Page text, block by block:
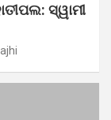
ସ୍ୱାମୀ